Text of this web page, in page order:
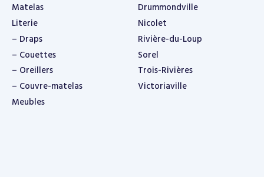
Matelas
Literie
– Draps
– Couettes
– Oreillers
– Couvre-matelas
Meubles
Drummondville
Nicolet
Rivière-du-Loup
Sorel
Trois-Rivières
Victoriaville